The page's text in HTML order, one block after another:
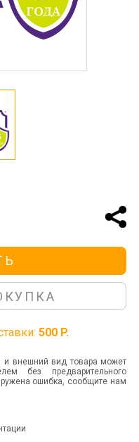
500 P.
и внешний вид товара может
без предварительного
ошибка, сообщите нам